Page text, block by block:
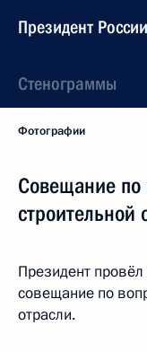
Президент России
Стенограммы
Фотографии
Совещание по
строительной
Президент
совещание по
отрасли.